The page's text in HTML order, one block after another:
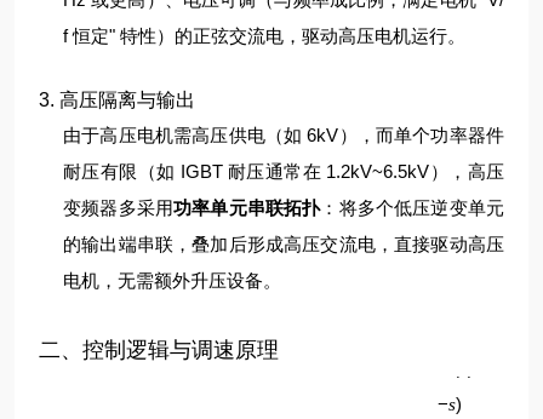
f 恒定" 特性）的正弦交流电，驱动高压电机运行。
3. 高压隔离与输出
由于高压电机需高压供电（如 6kV），而单个功率器件
耐压有限（如 IGBT 耐压通常在 1.2kV~6.5kV），高压
变频器多采用功率单元串联拓扑：将多个低压逆变单元
的输出端串联，叠加后形成高压交流电，直接驱动高压
电机，无需额外升压设备。
二、控制逻辑与调速原理
−s)